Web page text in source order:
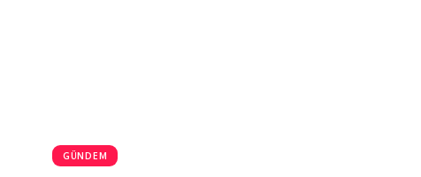
GÜNDEM